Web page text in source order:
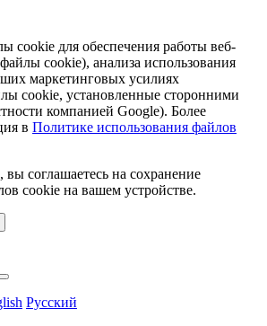
cookie для обеспечения работы веб-
cookie), анализа использования
маркетинговых усилиях
cookie, установленные сторонними
компанией Google). Более
в Политике использования файлов
соглашаетесь на сохранение
cookie на вашем устройстве.
Русский